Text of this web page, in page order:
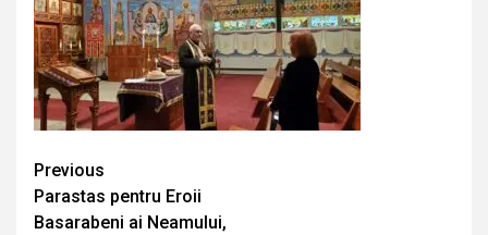
Continue
Reading
Previous
Parastas pentru Eroii
Basarabeni ai Neamului,